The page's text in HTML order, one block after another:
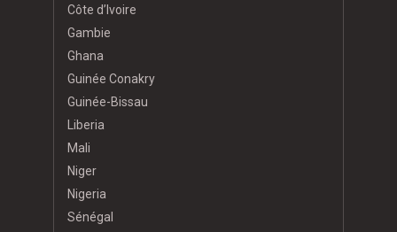
Côte d’Ivoire
Gambie
Ghana
Guinée Conakry
Guinée-Bissau
Liberia
Mali
Niger
Nigeria
Sénégal